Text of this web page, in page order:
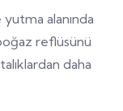
alanında
reflüsünü
daha